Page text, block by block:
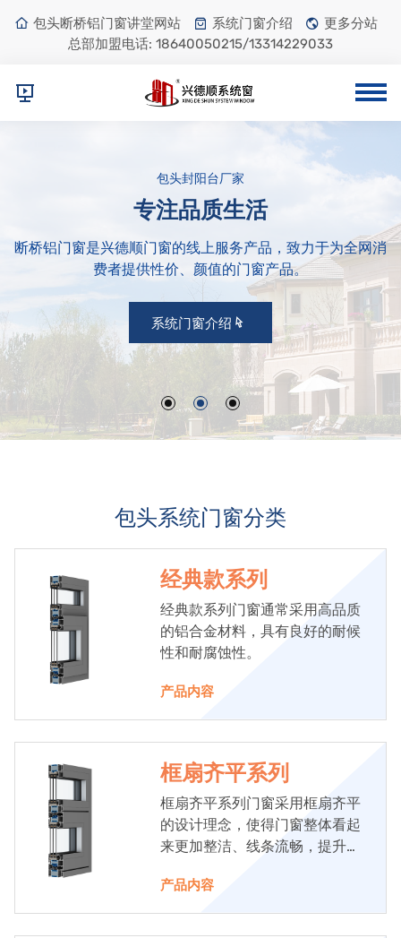
包头断桥铝门窗讲堂网站 系统门窗介绍
更多分站
总部加盟电话: 18640050215/13314229033
包头封阳台厂家
专注品质生活
断桥铝门窗是兴德顺门窗的线上服务产品，致力于为全网消
费者提供性价、颜值的门窗产品。
系统门窗介绍
包头系统门窗分类
经典款系列
经典款系列门窗通常采用高品质
的铝合金材料，具有良好的耐候
性和耐腐蚀性。
产品内容
框扇齐平系列
框扇齐平系列门窗采用框扇齐平
的设计理念，使得门窗整体看起
来更加整洁、线条流畅，提升了
产品内容